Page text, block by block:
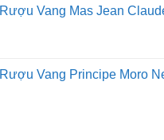
Rượu Vang Mas Jean
Rượu Vang Principe Moro